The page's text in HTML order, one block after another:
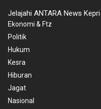
Jelajahi ANTARA News Kepri
Ekonomi & Ftz
Politik
Hukum
Kesra
Hiburan
Jagat
Nasional